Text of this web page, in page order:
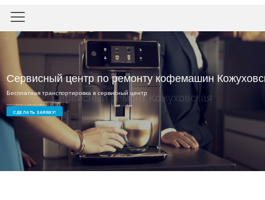
Сервисный ремонт Кожуховская
Опытные мастера и доступные цены